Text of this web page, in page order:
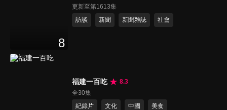
8
更新至第1613集
訪談
新聞 新聞雜誌 社會
福建一百吃
8.3
全30集
紀錄片
文化 中國 美食